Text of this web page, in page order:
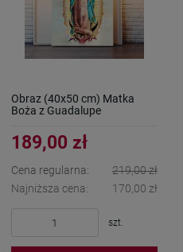
Obraz (40x50 cm) Matka
Boża z Guadalupe
189,00 zł
Cena regularna:
219,00 zł
Najniższa cena:
170,00 zł
szt.